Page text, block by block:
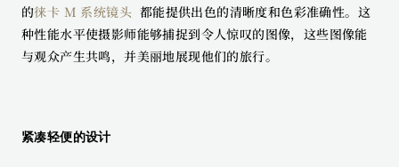
的徕卡 M 系统镜头 都能提供出色的清晰度和色彩准确性。这
种性能水平使摄影师能够捕捉到令人惊叹的图像，这些图像能
与观众产生共鸣，并美丽地展现他们的旅行。
紧凑轻便的设计